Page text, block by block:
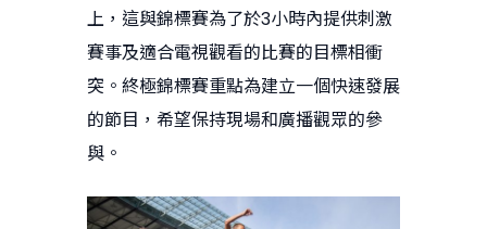
上，這與錦標賽為了於3小時內提供刺激
賽事及適合電視觀看的比賽的目標相衝
突。終極錦標賽重點為建立一個快速發展
的節目，希望保持現場和廣播觀眾的參
與。